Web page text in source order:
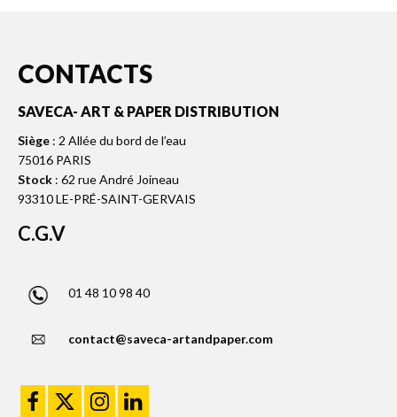
CONTACTS
SAVECA- ART & PAPER DISTRIBUTION
Siège : 2 Allée du bord de l’eau
75016 PARIS
Stock : 62 rue André Joineau
93310 LE-PRÉ-SAINT-GERVAIS
C.G.V
01 48 10 98 40
contact@saveca-artandpaper.com